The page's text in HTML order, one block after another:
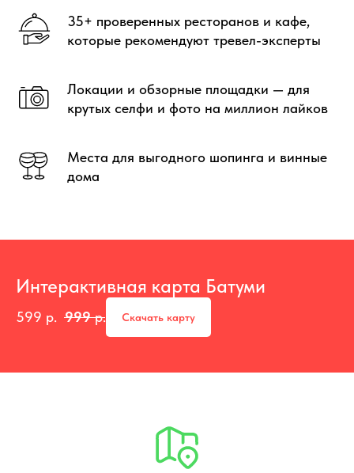
35+ проверенных ресторанов и кафе,
которые рекомендуют тревел-эксперты
Локации и обзорные площадки — для
крутых селфи и фото на миллион лайков
Места для выгодного шопинга и винные
дома
Интерактивная карта Батуми
599 р. 999 р. Скачать карту